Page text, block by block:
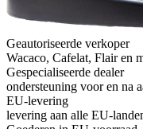
Geautoriseerde verkoper
Wacaco, Cafelat, Flair en
Gespecialiseerde dealer
ondersteuning voor en na
EU-levering
levering aan alle EU-